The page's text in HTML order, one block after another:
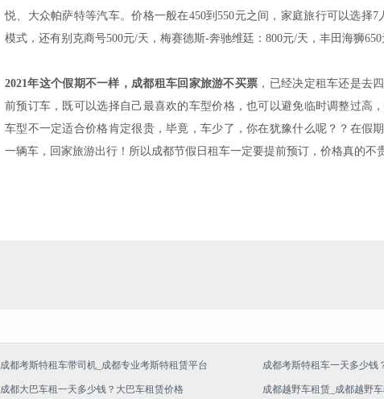
悦、大众帕萨特等汽车。价格一般在450到550元之间，家庭旅行可以选择7
模式，还有别克商号500元/天，梅赛德斯-奔驰维廷：800元/天，丰田海狮650
2021年这个假期不一样，成都租车回家旅游不买票 ，已经决定租车还是去
前预订车，既可以选择自己最喜欢的车型价格，也可以避免临时调整过高
车型不一定适合价格肯定很贵，毕竟，车少了，你在犹豫什么呢？？在假
一辆车，回家旅游出行！所以成都节假日租车一定要提前预订，价格真的不
成都考斯特租车带司机_成都专业考斯特租赁平台 成都考斯特租车一天多少钱
成都大巴车租一天多少钱？大巴车租赁价格 成都越野车租赁_成都越野